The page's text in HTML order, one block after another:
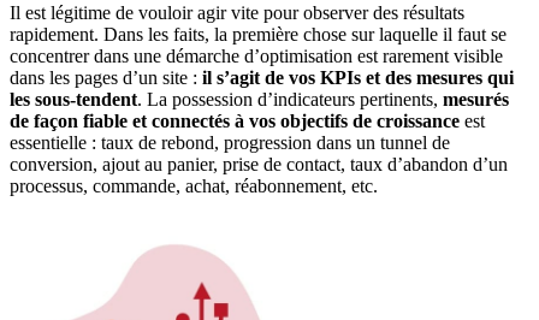
Il est légitime de vouloir agir vite pour observer des résultats
rapidement. Dans les faits, la première chose sur laquelle il faut se
concentrer dans une démarche d’optimisation est rarement visible
dans les pages d’un site : il s’agit de vos KPIs et des mesures qui
les sous-tendent. La possession d’indicateurs pertinents, mesurés
de façon fiable et connectés à vos objectifs de croissance est
essentielle : taux de rebond, progression dans un tunnel de
conversion, ajout au panier, prise de contact, taux d’abandon d’un
processus, commande, achat, réabonnement, etc.